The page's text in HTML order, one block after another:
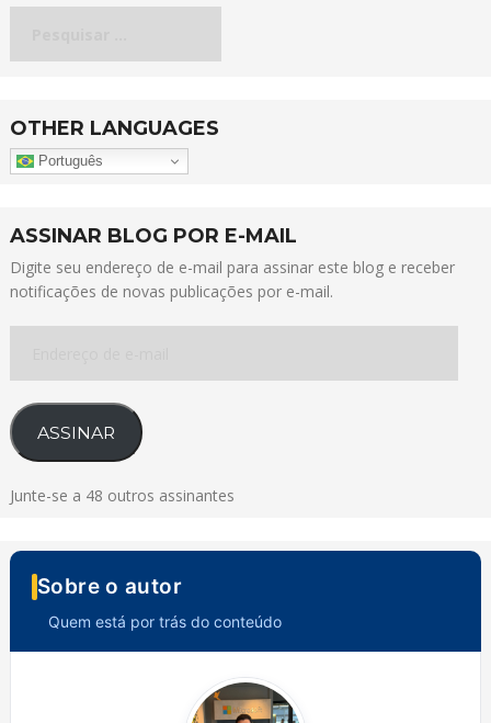
OTHER LANGUAGES
Português
ASSINAR BLOG POR E-MAIL
Digite seu endereço de e-mail para assinar este blog e receber
notificações de novas publicações por e-mail.
e-
mail
ASSINAR
Junte-se a 48 outros assinantes
Sobre o autor
Quem está por trás do conteúdo